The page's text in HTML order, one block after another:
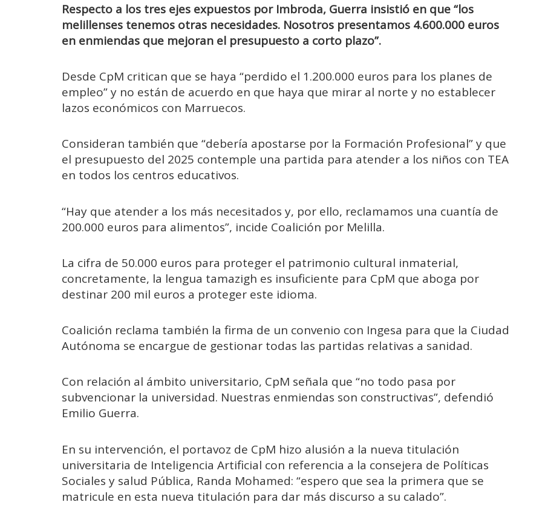
Respecto a los tres ejes expuestos por Imbroda, Guerra insistió en que “los
melillenses tenemos otras necesidades. Nosotros presentamos 4.600.000 euros
en enmiendas que mejoran el presupuesto a corto plazo”.
Desde CpM critican que se haya “perdido el 1.200.000 euros para los planes de
empleo” y no están de acuerdo en que haya que mirar al norte y no establecer
lazos económicos con Marruecos.
Consideran también que “debería apostarse por la Formación Profesional” y que
el presupuesto del 2025 contemple una partida para atender a los niños con TEA
en todos los centros educativos.
“Hay que atender a los más necesitados y, por ello, reclamamos una cuantía de
200.000 euros para alimentos”, incide Coalición por Melilla.
La cifra de 50.000 euros para proteger el patrimonio cultural inmaterial,
concretamente, la lengua tamazigh es insuficiente para CpM que aboga por
destinar 200 mil euros a proteger este idioma.
Coalición reclama también la firma de un convenio con Ingesa para que la Ciudad
Autónoma se encargue de gestionar todas las partidas relativas a sanidad.
Con relación al ámbito universitario, CpM señala que “no todo pasa por
subvencionar la universidad. Nuestras enmiendas son constructivas”, defendió
Emilio Guerra.
En su intervención, el portavoz de CpM hizo alusión a la nueva titulación
universitaria de Inteligencia Artificial con referencia a la consejera de Políticas
Sociales y salud Pública, Randa Mohamed: “espero que sea la primera que se
matricule en esta nueva titulación para dar más discurso a su calado”.